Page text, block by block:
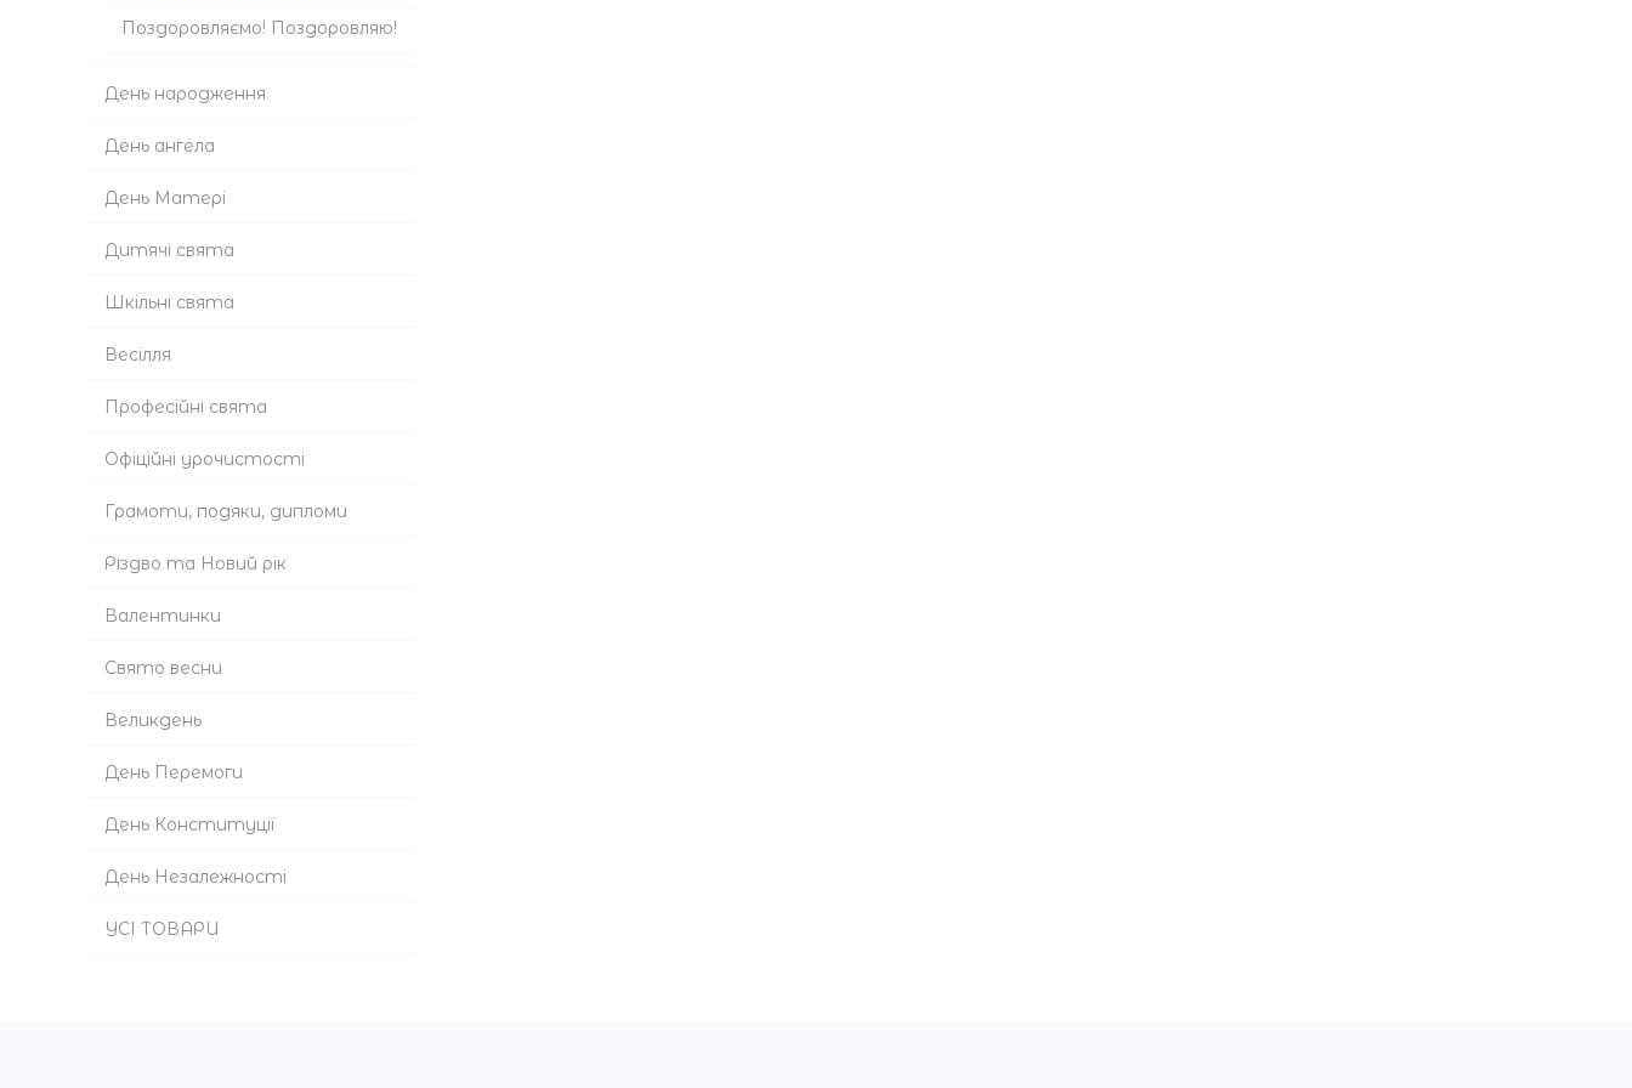
Поздоровляємо! Поздоровляю!
День народження
День ангела
День Матері
Дитячі свята
Шкільні свята
Весілля
Професійні свята
Офіційні урочистості
Грамоти, подяки, дипломи
Різдво та Новий рік
Валентинки
Cвято весни
Великдень
День Перемоги
День Конституції
День Незалежності
УСІ ТОВАРИ